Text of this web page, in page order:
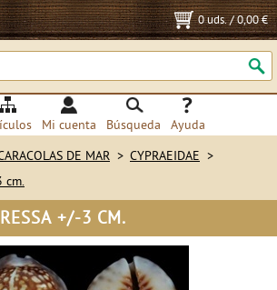
0 uds./0,00 €
Mi cuenta Búsqueda Ayuda
DE MAR > CYPRAEIDAE >
cm.
+/-3 CM.